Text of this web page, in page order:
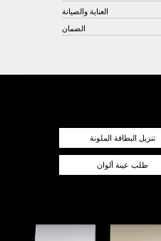
العناية والصيانة
الضمان
تنزيل البطاقة الملونة
طلب عينة ألوان